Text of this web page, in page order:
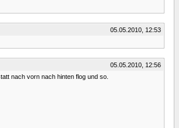
05.05.2010, 12:53
05.05.2010, 12:56
nach vorn nach hinten flog und so.